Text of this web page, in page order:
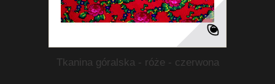
Tkanina góralska - róże - czerwona